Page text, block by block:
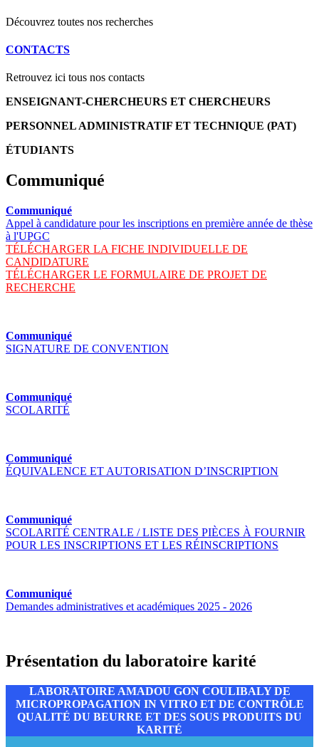
Découvrez toutes nos recherches
CONTACTS
Retrouvez ici tous nos contacts
ENSEIGNANT-CHERCHEURS ET CHERCHEURS
PERSONNEL ADMINISTRATIF ET TECHNIQUE (PAT)
ÉTUDIANTS
Communiqué
Communiqué
Appel à candidature pour les inscriptions en première année de thèse
à l'UPGC
TÉLÉCHARGER LA FICHE INDIVIDUELLE DE
CANDIDATURE
TÉLÉCHARGER LE FORMULAIRE DE PROJET DE
RECHERCHE
Communiqué
SIGNATURE DE CONVENTION
Communiqué
SCOLARITÉ
Communiqué
ÉQUIVALENCE ET AUTORISATION D’INSCRIPTION
Communiqué
SCOLARITÉ CENTRALE / LISTE DES PIÈCES À FOURNIR
POUR LES INSCRIPTIONS ET LES RÉINSCRIPTIONS
Communiqué
Demandes administratives et académiques 2025 - 2026
Présentation du laboratoire karité
LABORATOIRE AMADOU GON COULIBALY DE
MICROPROPAGATION IN VITRO ET DE CONTRÔLE
QUALITÉ DU BEURRE ET DES SOUS PRODUITS DU
KARITÉ